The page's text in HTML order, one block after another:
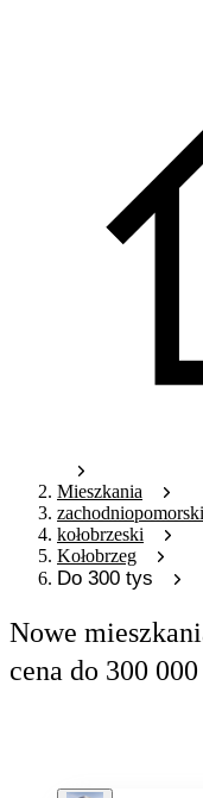
Mieszkania
kołobrzeski
Kołobrzeg
Do 300 tys
Nowe
cena do 300 000